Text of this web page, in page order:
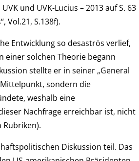
und UVK-Lucius – 2013 auf S. 63
Vol.21, S.138f).
Entwicklung so desaströs verlief,
einer solchen Theorie begann
stellte er in seiner „General
sondern die
weshalb eine
Nachfrage erreichbar ist, nicht
Rubriken).
Diskussion teil. Das